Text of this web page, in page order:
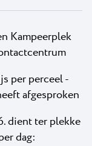
Kampeerplek
per perceel -
afgesproken
dient ter plekke
dag: